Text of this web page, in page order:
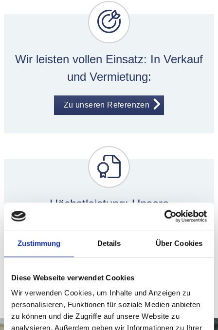
Zustimmung Details Über Cookies
Diese Webseite verwendet Cookies
Wir verwenden Cookies, um Inhalte und Anzeigen zu
personalisieren, Funktionen für soziale Medien anbieten
zu können und die Zugriffe auf unsere Website zu
analysieren. Außerdem geben wir Informationen zu Ihrer
Wir leisten vollen Einsatz: In Verkauf
und Vermietung:
Zu unseren Referenzen
Höchstleistung: Unsere
Auszeichnungen - Ihr Vorteil.